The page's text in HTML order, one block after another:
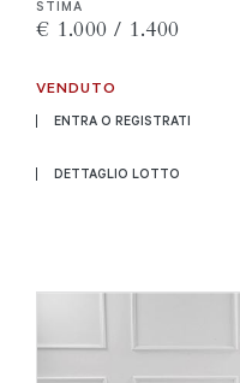
STIMA
€ 1.000 / 1.400
VENDUTO
ENTRA O REGISTRATI
DETTAGLIO LOTTO